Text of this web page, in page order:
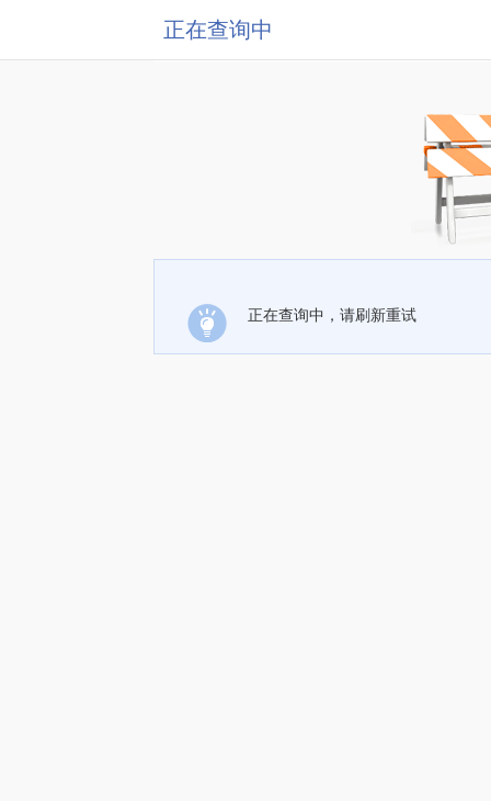
正在查询中
正在查询中，请刷新重试